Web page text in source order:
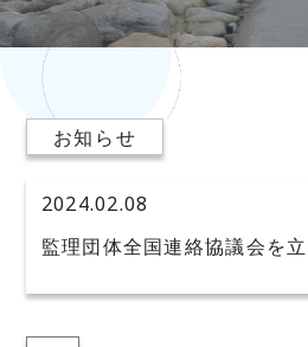
お知らせ
2024.02.08
監理団体全国連絡協議会を立